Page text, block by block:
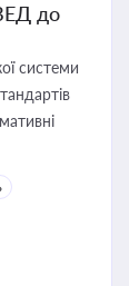
до
системи